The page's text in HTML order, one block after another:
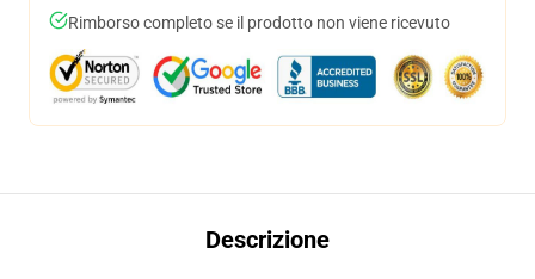
Rimborso completo se il prodotto non viene ricevuto
Descrizione